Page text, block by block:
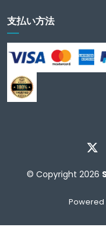
支払い方法
© Copyright 2026
Powered